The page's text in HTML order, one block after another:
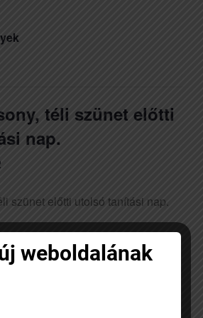
téli szünet előtti
nap.
szünet előtti utolsó tanítási nap.
weboldalának